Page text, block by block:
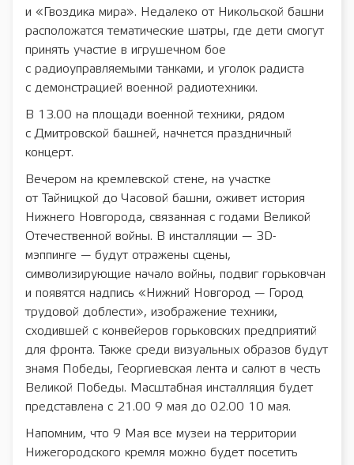
и «Гвоздика мира». Недалеко от Никольской башни
расположатся тематические шатры, где дети смогут
принять участие в игрушечном бое
с радиоуправляемыми танками, и уголок радиста
с демонстрацией военной радиотехники.
В 13.00 на площади военной техники, рядом
с Дмитровской башней, начнется праздничный
концерт.
Вечером на кремлевской стене, на участке
от Тайницкой до Часовой башни, оживет история
Нижнего Новгорода, связанная с годами Великой
Отечественной войны. В инсталляции — 3D-
мэппинге — будут отражены сцены,
символизирующие начало войны, подвиг горьковчан
и появятся надпись «Нижний Новгород — Город
трудовой доблести», изображение техники,
сходившей с конвейеров горьковских предприятий
для фронта. Также среди визуальных образов будут
знамя Победы, Георгиевская лента и салют в честь
Великой Победы. Масштабная инсталляция будет
представлена с 21.00 9 мая до 02.00 10 мая.
Напомним, что 9 Мая все музеи на территории
Нижегородского кремля можно будет посетить